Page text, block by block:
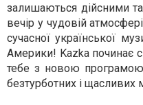
залишаються дійсними
вечір у чудовій
сучасної української
Америки! Kazka починає
тебе з новою
безтурботних і щасливих